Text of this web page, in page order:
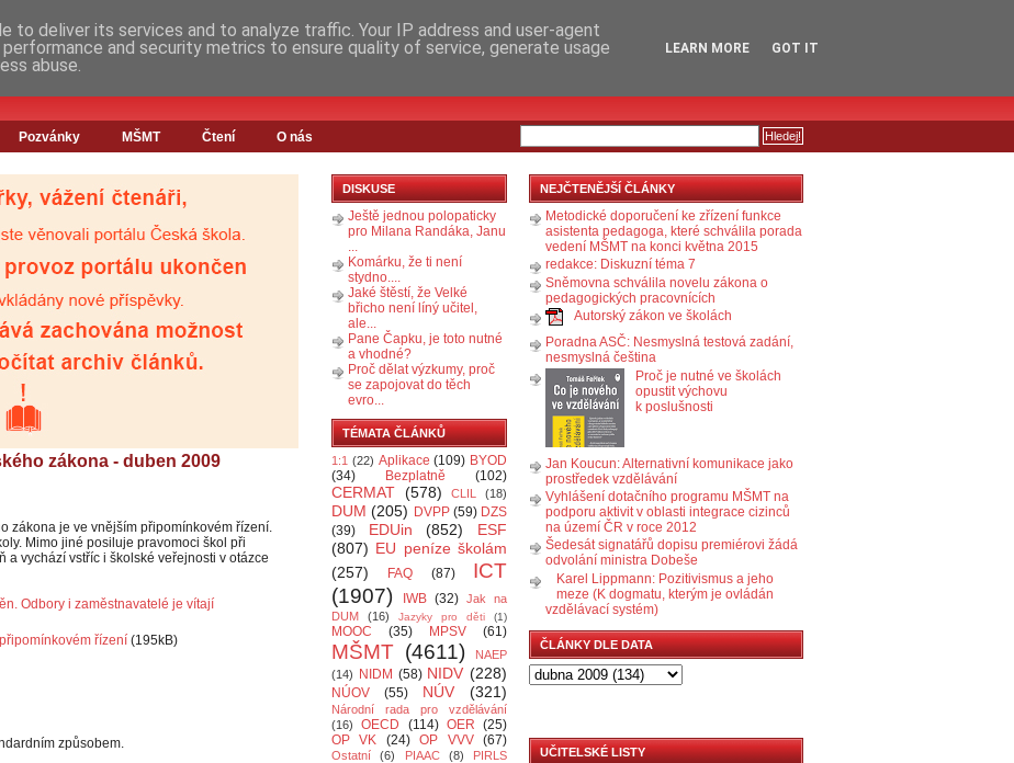
Pozvánky MŠMT Čtení O nás
zákona - duben 2009
zákona je ve vnějším připomínkovém řízení.
Mimo jiné posiluje pravomoci škol při
vychází vstříc i školské veřejnosti v otázce
Odbory i zaměstnavatelé je vítají
řízení (195kB)
způsobem.
DISKUSE
Ještě jednou polopaticky
pro Milana Randáka, Janu
...
Komárku, že ti není
stydno....
Jaké štěstí, že Velké
břicho není líný učitel,
ale...
Pane Čapku, je toto nutné
a vhodné?
Proč dělat výzkumy, proč
se zapojovat do těch
evro...
TÉMATA ČLÁNKŮ
1:1 (22) Aplikace (109) BYOD
(34)
Bezplatně (102)
CERMAT (578) CLIL (18)
DUM (205) DVPP (59) DZS
(39)
EDUin (852)
ESF
(807) EU peníze školám
(257)
FAQ (87)
ICT
(1907)
IWB (32) Jak na
DUM
(16) Jazyky pro děti (1)
MOOC (35) MPSV (61)
MŠMT (4611)
NAEP
(14)
NIDM (58) NIDV (228)
NÚOV (55) NÚV (321)
Národní rada pro vzdělávání
(16)
OECD (114) OER (25)
OP VK
(24) OP VVV (67)
Ostatní (6) PIAAC (8)
PIRLS
NEJČTENĚJŠÍ ČLÁNKY
Metodické doporučení ke zřízení funkce
asistenta pedagoga, které schválila porada
vedení MŠMT na konci května 2015
redakce: Diskuzní téma 7
Sněmovna schválila novelu zákona o
pedagogických pracovnících
Autorský zákon ve školách
Poradna ASČ: Nesmyslná testová zadání,
nesmyslná čeština
Proč je nutné ve školách
opustit výchovu
k poslušnosti
Jan Koucun: Alternativní komunikace jako
prostředek vzdělávání
Vyhlášení dotačního programu MŠMT na
podporu aktivit v oblasti integrace cizinců
na území ČR v roce 2012
Šedesát signatářů dopisu premiérovi žádá
odvolání ministra Dobeše
Karel Lippmann: Pozitivismus a jeho
meze (K dogmatu, kterým je ovládán
vzdělávací systém)
ČLÁNKY DLE DATA
UČITELSKÉ LISTY
to deliver its services and to analyze traffic. Your IP address and user-agent
and security metrics to ensure quality of service, generate usage
abuse.
LEARN MORE GOT IT